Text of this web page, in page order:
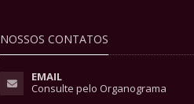
NOSSOS CONTATOS
EMAIL
Consulte pelo Organograma